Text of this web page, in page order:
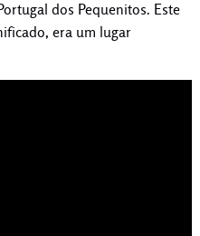
dos Pequenitos. Este
era um lugar